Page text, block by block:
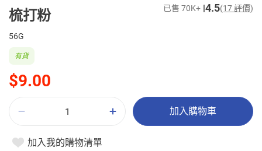
梳打粉 已售 70K+ 4.5(17 評價)
56G
$9.00
有貨
加入購物車
加入我的購物清單